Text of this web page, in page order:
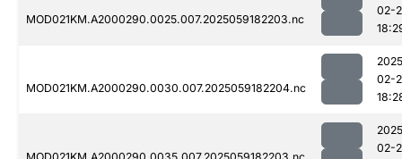
MOD021KM.A2000290.0025.007.2025059182203.nc
02-
MOD021KM.A2000290.0030.007.2025059182204.nc
02-
02-